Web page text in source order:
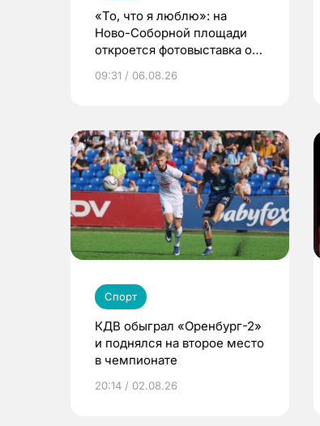
«То, что я люблю»: на
Ново-Соборной площади
откроется фотовыставка о
09:31 / 06.08.26
Спорт
КДВ обыграл «Оренбург-2»
и поднялся на второе место
в чемпионате
20:14 / 02.08.26